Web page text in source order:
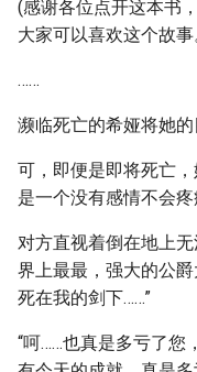
(感谢各位点开这本书
大家可以喜欢这个故
……
濒临死亡的希娅将她的
可，即便是即将死亡
是一个没有感情不会疼
对方直视着倒在地上
界上最最，强大的公
死在我的剑下……”
“呵……也真是多亏了您